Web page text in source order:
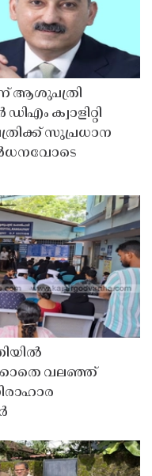
ആശുപത്രി
ക്വാളിറ്റി
സുപ്രധാന
വലഞ്ഞ്